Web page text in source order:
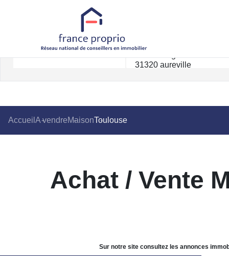
Accueil A vendreMaisonToulouse
Achat / Vente
Sur notre site consultez les annonces